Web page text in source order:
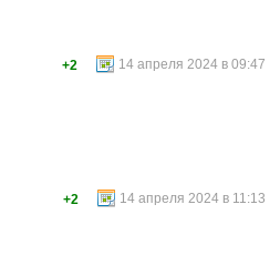
14 апреля 2024 в 09:47
+2
14 апреля 2024 в 11:13
+2